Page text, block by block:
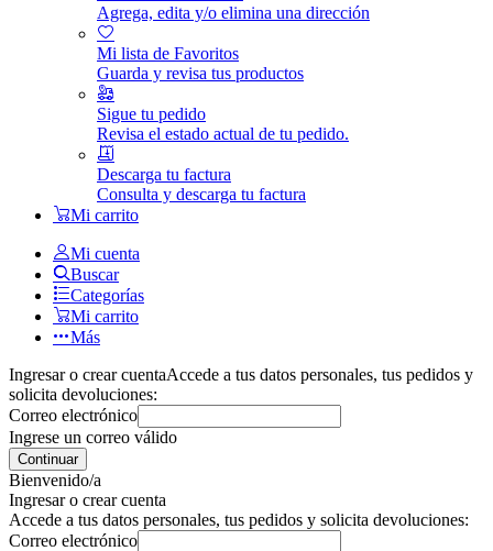
Agrega, edita y/o elimina una dirección
Mi lista de Favoritos
Guarda y revisa tus productos
Sigue tu pedido
Revisa el estado actual de tu pedido.
Descarga tu factura
Consulta y descarga tu factura
Mi carrito
Mi cuenta
Buscar
Categorías
Mi carrito
Más
Ingresar o crear cuentaAccede a tus datos personales, tus pedidos y
solicita devoluciones:
Correo electrónico
Ingrese un correo válido
Continuar
Bienvenido/a
Ingresar o crear cuenta
Accede a tus datos personales, tus pedidos y solicita devoluciones:
Correo electrónico